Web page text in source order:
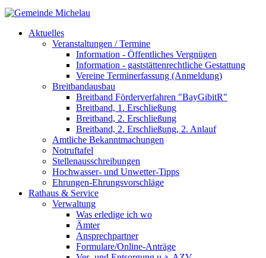
Aktuelles
Veranstaltungen / Termine
Information - Öffentliches Vergnügen
Information - gaststättenrechtliche Gestattung
Vereine Terminerfassung (Anmeldung)
Breitbandausbau
Breitband Förderverfahren "BayGibitR"
Breitband, 1. Erschließung
Breitband, 2. Erschließung
Breitband, 2. Erschließung, 2. Anlauf
Amtliche Bekanntmachungen
Notruftafel
Stellenausschreibungen
Hochwasser- und Unwetter-Tipps
Ehrungen-Ehrungsvorschläge
Rathaus & Service
Verwaltung
Was erledige ich wo
Ämter
Ansprechpartner
Formulare/Online-Anträge